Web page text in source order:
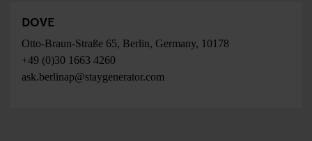
DOVE
Otto-Braun-Straße 65, Berlin, Germany, 10178
+49 (0)30 1663 4260
ask.berlinap@staygenerator.com